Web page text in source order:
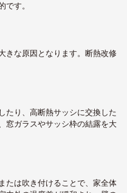
です。
きな原因となります。断熱改修
たり、高断熱サッシに交換した
窓ガラスやサッシ枠の結露を大
たは吹き付けることで、家全体